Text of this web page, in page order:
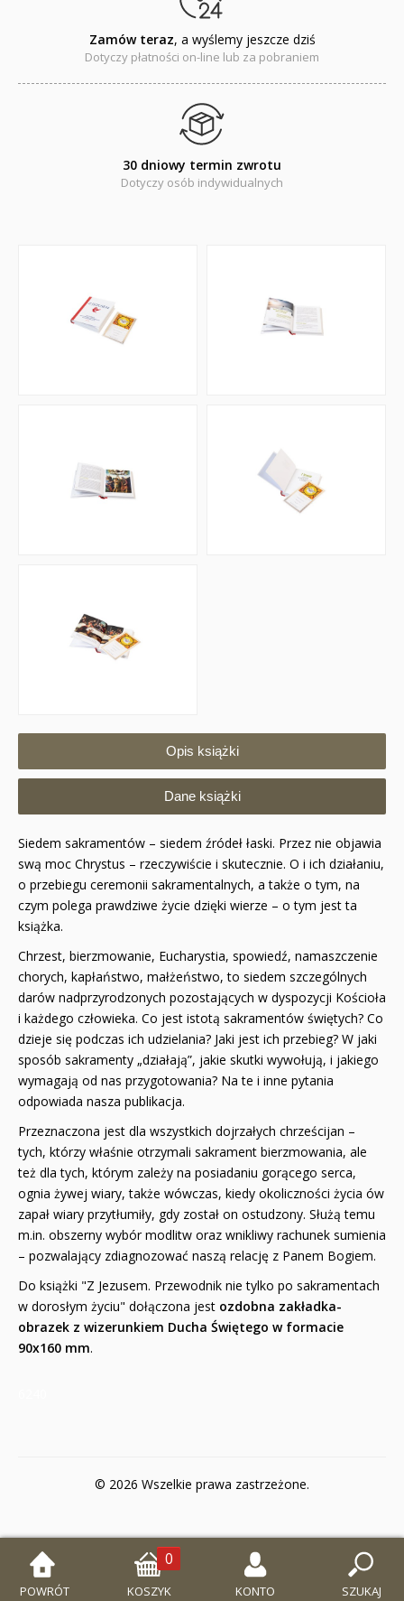
Zamów teraz, a wyślemy jeszcze dziś
Dotyczy płatności on-line lub za pobraniem
30 dniowy termin zwrotu
Dotyczy osób indywidualnych
Opis książki
Dane książki
Siedem sakramentów – siedem źródeł łaski. Przez nie objawia
swą moc Chrystus – rzeczywiście i skutecznie. O i ich działaniu,
o przebiegu ceremonii sakramentalnych, a także o tym, na
czym polega prawdziwe życie dzięki wierze – o tym jest ta
książka.
Chrzest, bierzmowanie, Eucharystia, spowiedź, namaszczenie
chorych, kapłaństwo, małżeństwo, to siedem szczególnych
darów nadprzyrodzonych pozostających w dyspozycji Kościoła
i każdego człowieka. Co jest istotą sakramentów świętych? Co
dzieje się podczas ich udzielania? Jaki jest ich przebieg? W jaki
sposób sakramenty „działają”, jakie skutki wywołują, i jakiego
wymagają od nas przygotowania? Na te i inne pytania
odpowiada nasza publikacja.
Przeznaczona jest dla wszystkich dojrzałych chrześcijan –
tych, którzy właśnie otrzymali sakrament bierzmowania, ale
też dla tych, którym zależy na posiadaniu gorącego serca,
ognia żywej wiary, także wówczas, kiedy okoliczności życia ów
zapał wiary przytłumiły, gdy został on ostudzony. Służą temu
m.in. obszerny wybór modlitw oraz wnikliwy rachunek sumienia
– pozwalający zdiagnozować naszą relację z Panem Bogiem.
Do książki "Z Jezusem. Przewodnik nie tylko po sakramentach
w dorosłym życiu" dołączona jest ozdobna zakładka-
obrazek z wizerunkiem Ducha Świętego w formacie
90x160 mm.
© 2026 Wszelkie prawa zastrzeżone.
POWRÓT
0
KOSZYK KONTO SZUKAJ